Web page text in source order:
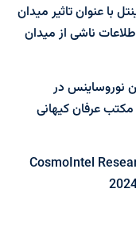
با عنوان تاثیر میدان
ناشی از میدان
نوروساینس در
مکتب عرفان کیهانی
CosmoIntel